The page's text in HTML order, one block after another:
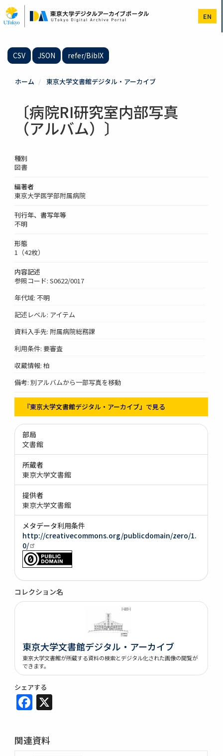
イ
ン
EN
CSV JSON refer/BibIX
ホーム 東京大学文書館デジタル・アーカイブ
〔病院RI研究室内部写真
（アルバム）〕
種別
図書
編著者
東京大学医学部附属病院
刊行年、書写年等
不明
形態
1（42枚）
内容記述
参照コード: S0622/0017
年代域: 不明
記述レベル: アイテム
資料入手先: 附属病院総務課
利用条件: 要審査
収蔵情報: 柏
備考: 別アルバムから一部写真を移動
『東京大学文書館デジタル・アーカイブ』で見る
部局
文書館
所蔵者
東京大学文書館
提供者
東京大学文書館
メタデータ利用条件
http://creativecommons.org/publicdomain/zero/1.
0/
コレクション名
東京大学文書館デジタル・アーカイブ
東京大学文書館が所蔵する資料の検索とデジタル化された画像の閲覧が
できます。
シェアする
Facebook
関連資料